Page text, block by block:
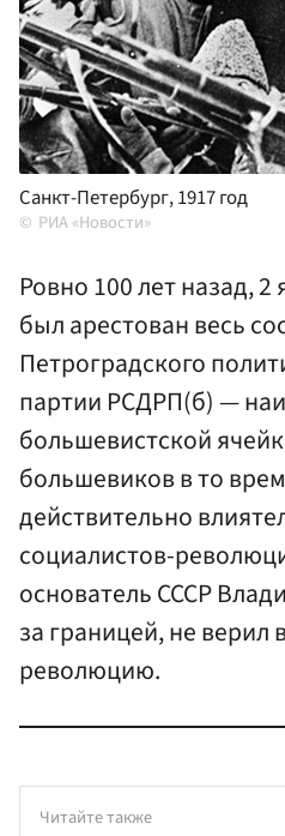
Санкт-Петербург, 1917 год
РИА «Новости»
Ровно 100 лет назад, 2
был арестован весь
Петроградского
партии РСДРП(б) —
большевистской
большевиков в то
действительно
социалистов-
основатель СССР
за границей, не верил
революцию.
Читайте также